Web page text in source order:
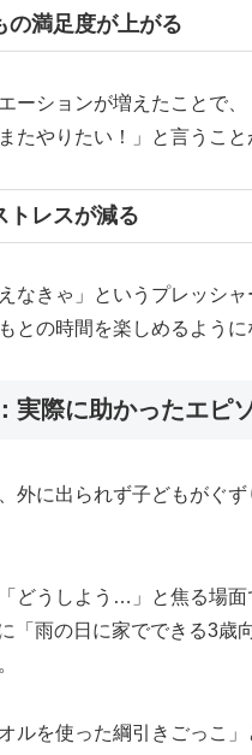
満足度が上がる
ーションが増えたことで、
たやりたい！」と言うこと
レスが減る
なきゃ」というプレッシャ
との時間を楽しめるように
実際に助かったエピ
外に出られず子どもがぐ
どうしよう…」と焦る場面
「雨の日に家でできる3歳
ルを使った綱引きごっこ